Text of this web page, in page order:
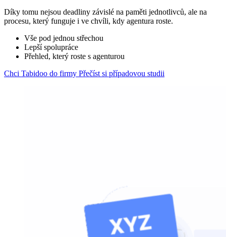
Díky tomu nejsou deadliny závislé na paměti jednotlivců, ale na
procesu, který funguje i ve chvíli, kdy agentura roste.
Vše pod jednou střechou
Lepší spolupráce
Přehled, který roste s agenturou
Chci Tabidoo do firmy Přečíst si případovou studii